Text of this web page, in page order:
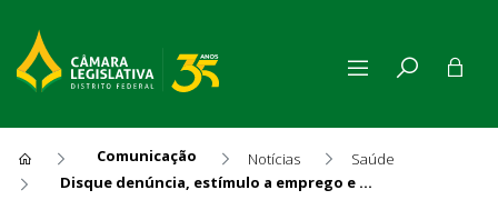
Comunicação Notícias
Saúde
Disque denúncia, estímulo a emprego e capacitação de servidores avançam pauta TEA na CLDF